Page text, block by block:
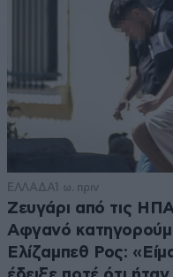
ΕΛΛΑΔΑ1 ω. πριν
Ζευγάρι από τις
Αφγανό
Ελίζαμπεθ Ρος: